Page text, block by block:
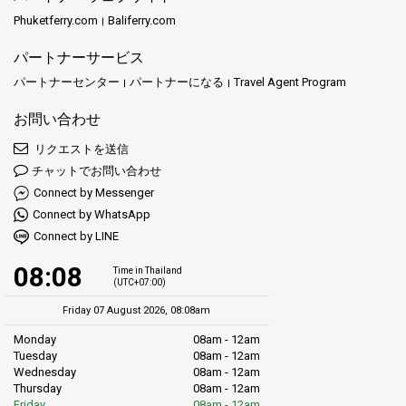
Phuketferry.com Baliferry.com
パートナーサービス
パートナーセンター パートナーになる Travel Agent Program
お問い合わせ
リクエストを送信
チャットでお問い合わせ
Connect by Messenger
Connect by WhatsApp
Connect by LINE
08:08
Time in Thailand
(UTC+07:00)
Friday 07 August 2026, 08:08am
Monday
08am - 12am
Tuesday
08am - 12am
Wednesday
08am - 12am
Thursday
08am - 12am